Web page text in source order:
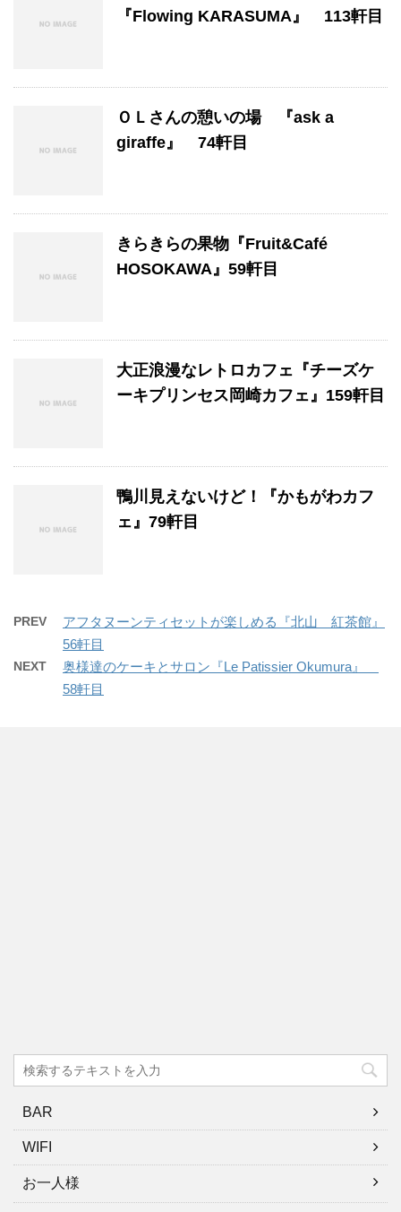
『Flowing KARASUMA』 113軒目
ＯＬさんの憩いの場 『ask a
giraffe』 74軒目
きらきらの果物『Fruit&Café
HOSOKAWA』59軒目
大正浪漫なレトロカフェ『チーズケ
ーキプリンセス岡崎カフェ』159軒目
鴨川見えないけど！『かもがわカフ
ェ』79軒目
PREV
アフタヌーンティセットが楽しめる『北山 紅茶館』
56軒目
NEXT
奥様達のケーキとサロン『Le Patissier Okumura』
58軒目
BAR
WIFI
お一人様